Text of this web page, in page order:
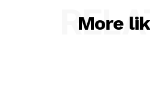
More